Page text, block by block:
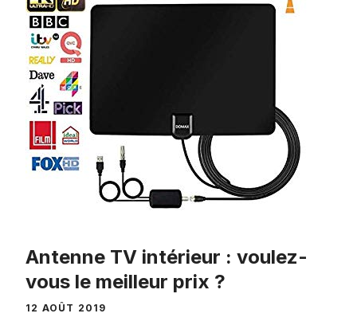
Antenne TV intérieur : voulez-
vous le meilleur prix ?
12 AOÛT 2019